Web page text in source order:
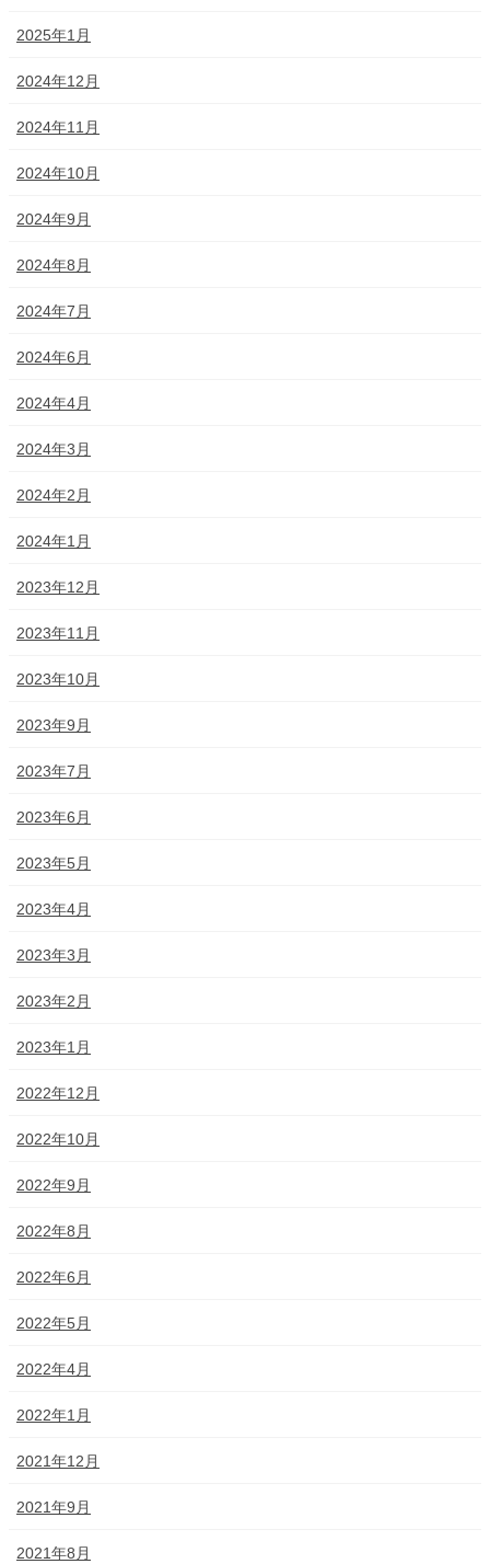
2025年1月
2024年12月
2024年11月
2024年10月
2024年9月
2024年8月
2024年7月
2024年6月
2024年4月
2024年3月
2024年2月
2024年1月
2023年12月
2023年11月
2023年10月
2023年9月
2023年7月
2023年6月
2023年5月
2023年4月
2023年3月
2023年2月
2023年1月
2022年12月
2022年10月
2022年9月
2022年8月
2022年6月
2022年5月
2022年4月
2022年1月
2021年12月
2021年9月
2021年8月